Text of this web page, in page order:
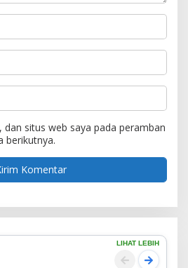
dan situs web saya pada peramban
berikutnya.
LIHAT LEBIH